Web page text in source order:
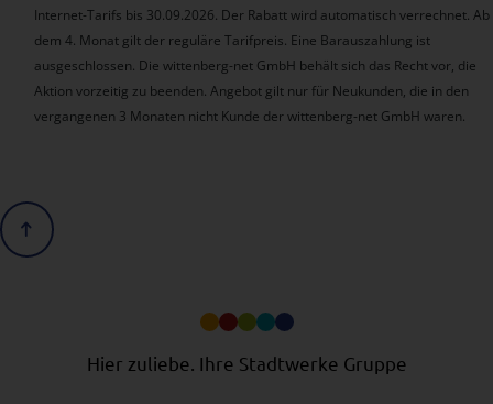
Internet-Tarifs bis 30.09.2026. Der Rabatt wird automatisch verrechnet. Ab
dem 4. Monat gilt der reguläre Tarifpreis. Eine Barauszahlung ist
ausgeschlossen. Die wittenberg-net GmbH behält sich das Recht vor, die
Aktion vorzeitig zu beenden. Angebot gilt nur für Neukunden, die in den
vergangenen 3 Monaten nicht Kunde der wittenberg-net GmbH waren.
Scrolle nach oben
Hier zuliebe. Ihre Stadtwerke Gruppe